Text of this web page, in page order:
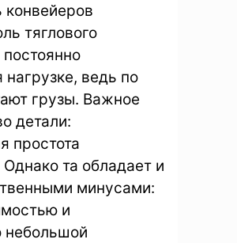
конвейеров
тяглового
нагрузке, ведь по
грузы. Важное
детали:
простота
та обладает и
минусами:
и
небольшой